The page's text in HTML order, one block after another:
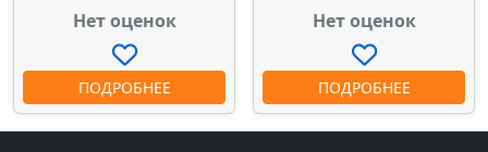
Нет оценок
ПОДРОБНЕЕ
Нет оценок
ПОДРОБНЕЕ